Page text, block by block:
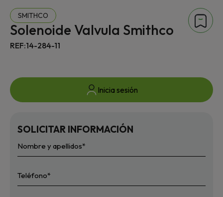
SMITHCO
Solenoide Valvula Smithco
REF:14-284-11
Inicia sesión
SOLICITAR INFORMACIÓN